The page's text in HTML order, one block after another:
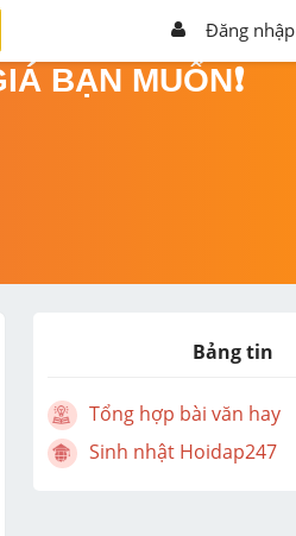
Đăng nhập
BẠN MUỐN❗
Bảng tin
Tổng hợp bài văn hay
Sinh nhật Hoidap247